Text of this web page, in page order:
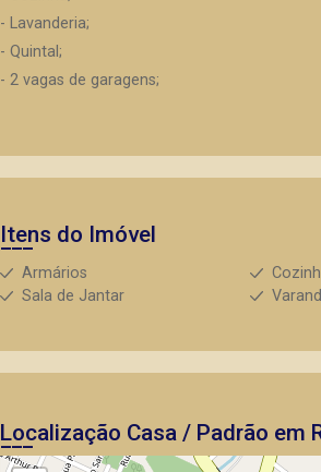
- Lavanderia;
- Quintal;
- 2 vagas de garagens;
Itens do Imóvel
Armários
Sala de Jantar
Localização Casa / Padrão em